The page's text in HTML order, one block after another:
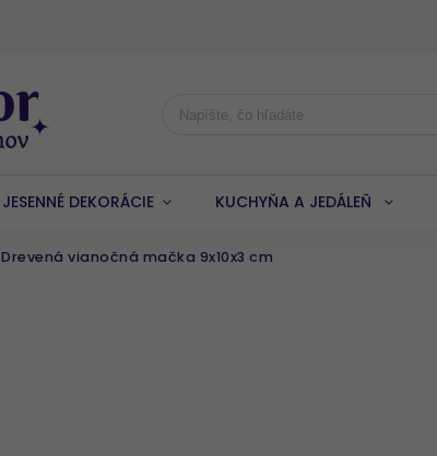
JESENNÉ DEKORÁCIE KUCHYŇA A JEDÁLEŇ
Drevená vianočná mačka 9x10x3 cm